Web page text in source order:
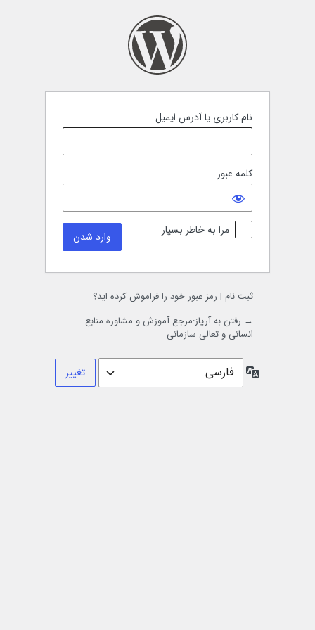
نام کاربری یا آدرس ایمیل
کلمه عبور
مرا به خاطر بسپار
ثبت نام | رمز عبور خود را فراموش کرده اید؟
→ رفتن به آریاز:مرجع آموزش و مشاوره منابع
انسانی و تعالی سازمانی
زبان